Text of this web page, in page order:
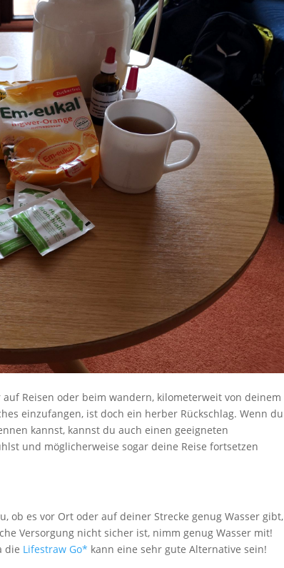
Reisen oder beim wandern, kilometerweit von deinem
einzufangen, ist doch ein herber Rückschlag. Wenn du
kannst, kannst du auch einen geeigneten
und möglicherweise sogar deine Reise fortsetzen
ob es vor Ort oder auf deiner Strecke genug Wasser gibt,
Versorgung nicht sicher ist, nimm genug Wasser mit!
die Lifestraw Go* kann eine sehr gute Alternative sein!